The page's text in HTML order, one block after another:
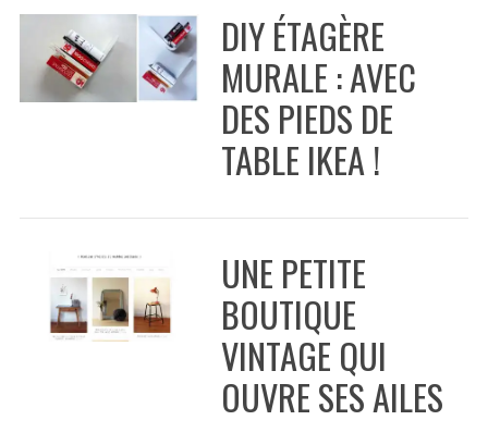
DIY ÉTAGÈRE
MURALE : AVEC
DES PIEDS DE
TABLE IKEA !
UNE PETITE
BOUTIQUE
VINTAGE QUI
OUVRE SES AILES